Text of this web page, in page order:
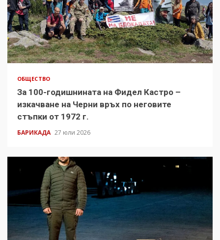
ОБЩЕСТВО
За 100-годишнината на Фидел Кастро –
изкачване на Черни връх по неговите
стъпки от 1972 г.
БАРИКАДА 27 юли 2026